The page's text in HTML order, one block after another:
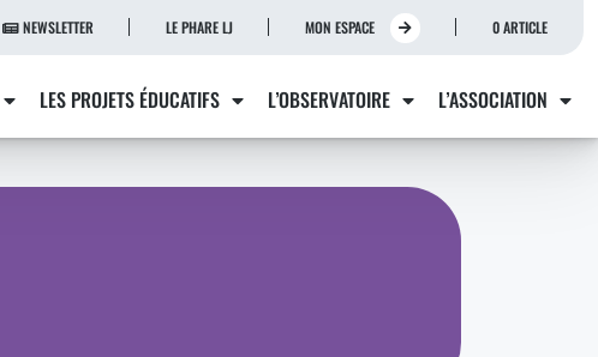
NEWSLETTER LE PHARE LJ MON ESPACE 0 ARTICLE
LES PROJETS ÉDUCATIFS L’OBSERVATOIRE L’ASSOCIATION